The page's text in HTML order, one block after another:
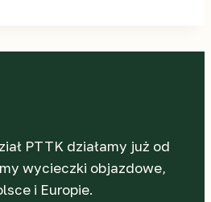
PTTK działamy już od
wycieczki objazdowe,
i Europie.